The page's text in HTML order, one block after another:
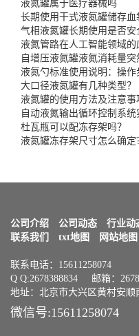
液氮罐属于医疗器械吗
长期使用干式液氮罐储存血
气相液氮罐长期使用是否安
液氮管路在人工智能领域的
自增压液氮罐液氮消耗量
液氮勺标准使用说明：操作
大口径液氮罐有几种类型？
液氮罐的使用方法及注意事
自动液氮输出循环控制系
杜瓦瓶可以配冻存架吗？
液氮罐冻存架尺寸怎么确定
公司介绍 公司动态 行业动
联系我们
txt地图 网站地图
联系电话：15611258074
Q Q:2678388834 邮箱：
地址：北京市大兴区黄村安顺
微信号:15611258074